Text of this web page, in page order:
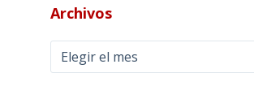
Archivos
Archivos